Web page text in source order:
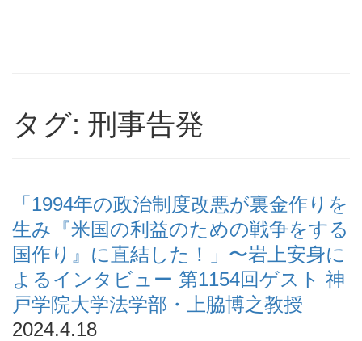
タグ: 刑事告発
「1994年の政治制度改悪が裏金作りを
生み『米国の利益のための戦争をする
国作り』に直結した！」〜岩上安身に
よるインタビュー 第1154回ゲスト 神
戸学院大学法学部・上脇博之教授
2024.4.18